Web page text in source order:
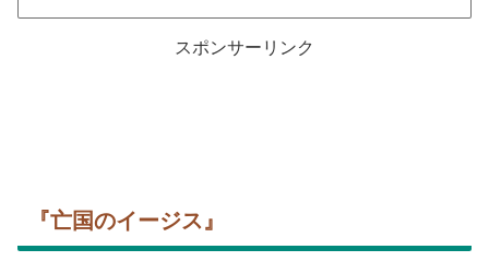
スポンサーリンク
『亡国のイージス』